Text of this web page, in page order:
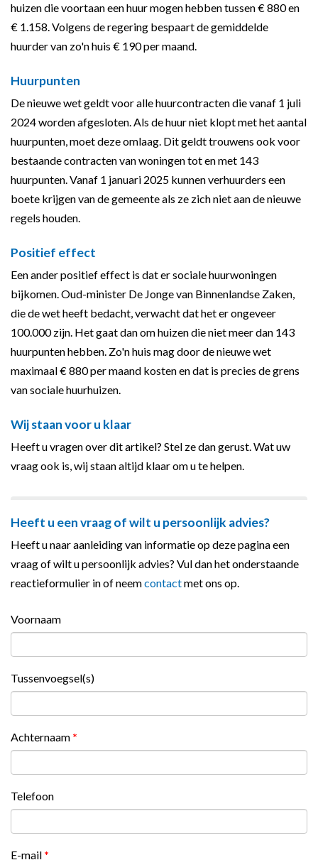
huizen die voortaan een huur mogen hebben tussen € 880 en
€ 1.158. Volgens de regering bespaart de gemiddelde
huurder van zo'n huis € 190 per maand.
Huurpunten
De nieuwe wet geldt voor alle huurcontracten die vanaf 1 juli
2024 worden afgesloten. Als de huur niet klopt met het aantal
huurpunten, moet deze omlaag. Dit geldt trouwens ook voor
bestaande contracten van woningen tot en met 143
huurpunten. Vanaf 1 januari 2025 kunnen verhuurders een
boete krijgen van de gemeente als ze zich niet aan de nieuwe
regels houden.
Positief effect
Een ander positief effect is dat er sociale huurwoningen
bijkomen. Oud-minister De Jonge van Binnenlandse Zaken,
die de wet heeft bedacht, verwacht dat het er ongeveer
100.000 zijn. Het gaat dan om huizen die niet meer dan 143
huurpunten hebben. Zo'n huis mag door de nieuwe wet
maximaal € 880 per maand kosten en dat is precies de grens
van sociale huurhuizen.
Wij staan voor u klaar
Heeft u vragen over dit artikel? Stel ze dan gerust. Wat uw
vraag ook is, wij staan altijd klaar om u te helpen.
Heeft u een vraag of wilt u persoonlijk advies?
Heeft u naar aanleiding van informatie op deze pagina een
vraag of wilt u persoonlijk advies? Vul dan het onderstaande
reactieformulier in of neemcontactmet ons op.
Voornaam
Tussenvoegsel(s)
Achternaam *
Telefoon
E-mail *